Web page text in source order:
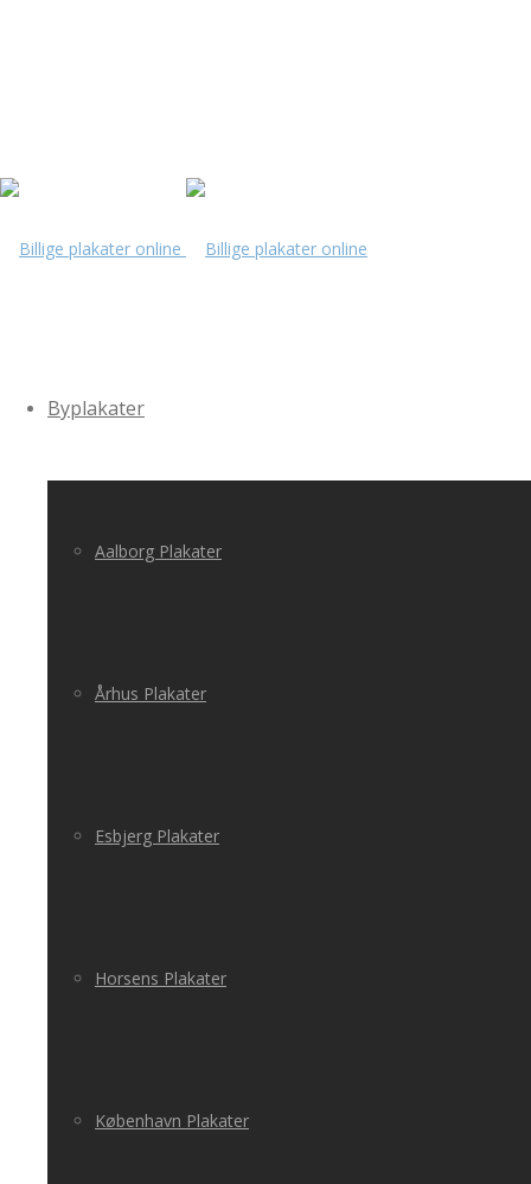
Byplakater
Aalborg Plakater
Århus Plakater
Esbjerg Plakater
Horsens Plakater
København Plakater